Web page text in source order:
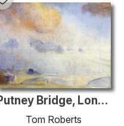
Putney Bridge, Londra
Tom Roberts